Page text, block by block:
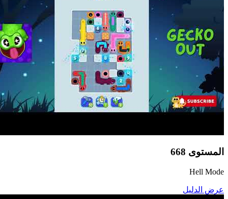
المستوى 668
Hell Mode
عرض الدليل